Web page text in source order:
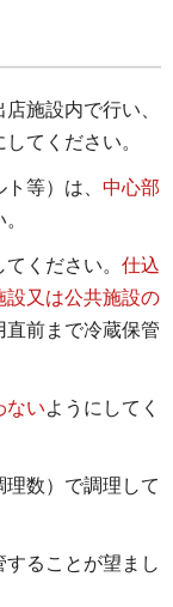
施設内で行い、
てください。
等）は、 中心部
ください。 仕込
設又は公共施設の
直前まで冷蔵保管
ないようにしてく
数）で調理して
ることが望まし